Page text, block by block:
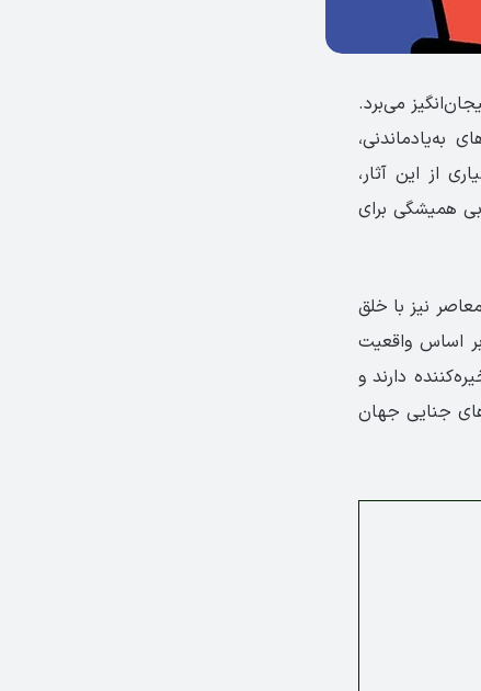
می‌برد.
از این آثار،
همیشگی برای
نیز با خلق
اساس واقعیت
دارند و
جنایی جهان